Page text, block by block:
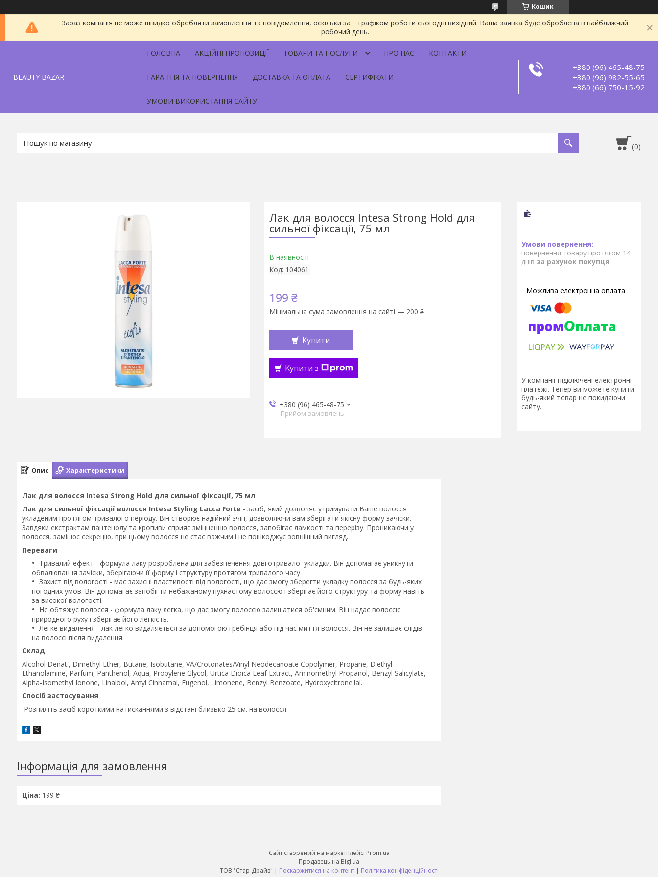
Кошик
Зараз компанія не може швидко обробляти замовлення та повідомлення, оскільки за її графіком роботи сьогодні вихідний. Ваша заявка буде оброблена в найближчий
робочий день.
BEAUTY BAZAR
ГОЛОВНА АКЦІЙНІ ПРОПОЗИЦІЇ ТОВАРИ ТА ПОСЛУГИ ПРО НАС КОНТАКТИ
ГАРАНТІЯ ТА ПОВЕРНЕННЯ ДОСТАВКА ТА ОПЛАТА СЕРТИФІКАТИ
УМОВИ ВИКОРИСТАННЯ САЙТУ
+380 (96) 465-48-75
+380 (96) 982-55-65
+380 (66) 750-15-92
Лак для волосся Intesa Strong Hold для
сильної фіксації, 75 мл
В наявності
Код: 104061
199 ₴
Мінімальна сума замовлення на сайті — 200 ₴
Купити
Купити з
+380 (96) 465-48-75
Прийом замовлень
повернення товару протягом 14
днів за рахунок покупця
У компанії підключені електронні
платежі. Тепер ви можете купити
будь-який товар не покидаючи
сайту.
Опис Характеристики
Лак для волосся Intesa Strong Hold для сильної фіксації, 75 мл
Лак для сильної фіксації волосся Intesa Styling Lacca Forte - засіб, який дозволяє утримувати Ваше волосся
укладеним протягом тривалого періоду. Він створює надійний зчіп, дозволяючи вам зберігати якісну форму зачіски.
Завдяки екстрактам пантенолу та кропиви сприяє зміцненню волосся, запобігає ламкості та перерізу. Проникаючи у
волосся, замінює секрецію, при цьому волосся не стає важчим і не пошкоджує зовнішний вигляд.
Переваги
Тривалий ефект - формула лаку розроблена для забезпечення довготривалої укладки. Він допомагає уникнути
обвалювання зачіски, зберігаючи її форму і структуру протягом тривалого часу.
Захист від вологості - має захисні властивості від вологості, що дає змогу зберегти укладку волосся за будь-яких
погодних умов. Він допомагає запобігти небажаному пухнастому волоссю і зберігає його структуру та форму навіть
за високої вологості.
Не обтяжує волосся - формула лаку легка, що дає змогу волоссю залишатися об'ємним. Він надає волоссю
природного руху і зберігає його легкість.
Легке видалення - лак легко видаляється за допомогою гребінця або під час миття волосся. Він не залишає слідів
на волоссі після видалення.
Склад
Alcohol Denat., Dimethyl Ether, Butane, Isobutane, VA/Crotonates/Vinyl Neodecanoate Copolymer, Propane, Diethyl
Ethanolamine, Parfum, Panthenol, Aqua, Propylene Glycol, Urtica Dioica Leaf Extract, Aminomethyl Propanol, Benzyl Salicylate,
Alpha-Isomethyl Ionone, Linalool, Amyl Cinnamal, Eugenol, Limonene, Benzyl Benzoate, Hydroxycitronellal.
Спосіб застосування
Розпиліть засіб короткими натисканнями з відстані близько 25 см. на волосся.
Інформація для замовлення
Ціна: 199 ₴
Сайт створений на маркетплейсі Prom.ua
Продавець на Bigl.ua
ТОВ "Стар-Драйв" | Поскаржитися на контент | Політика конфіденційності